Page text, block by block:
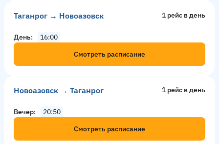
Таганрог → Новоазовск 1 рейс в день
День
16:00
Смотреть расписание
Новоазовск → Таганрог 1 рейс в день
Вечер
20:50
Смотреть расписание